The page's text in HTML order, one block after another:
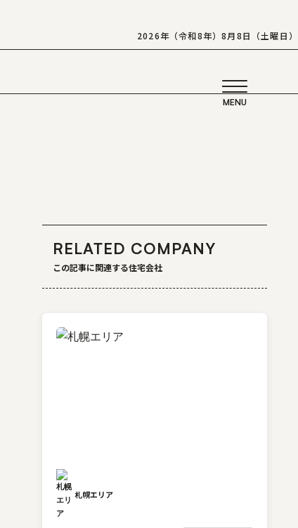
2026年（令和8年）8月8日（土曜日）
RELATED COMPANY
この記事に関連する住宅会社
札幌エリア